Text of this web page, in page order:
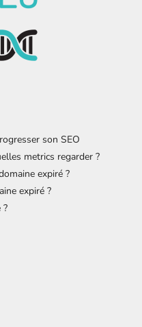
son SEO
metrics regarder ?
expiré ?
expiré ?
?